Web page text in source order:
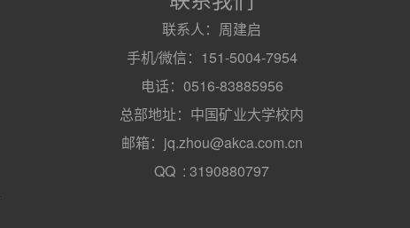
联系人：周建启
手机/微信：151-5004-7954
电话：0516-83885956
总部地址：中国矿业大学校内
邮箱：jq.zhou@akca.com.cn
QQ : 3190880797